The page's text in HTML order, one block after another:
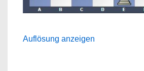
Auflösung anzeigen